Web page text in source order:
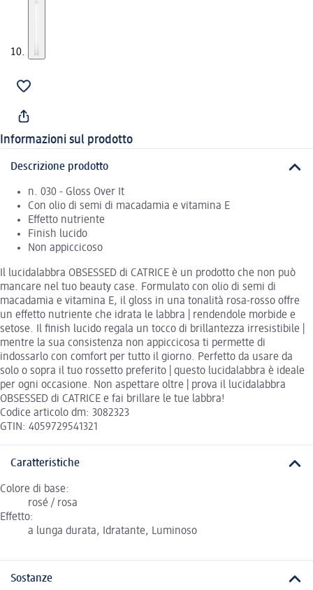
Informazioni sul prodotto
Descrizione prodotto
n. 030 - Gloss Over It
Con olio di semi di macadamia e vitamina E
Effetto nutriente
Finish lucido
Non appiccicoso
Il lucidalabbra OBSESSED di CATRICE è un prodotto che non può
mancare nel tuo beauty case. Formulato con olio di semi di
macadamia e vitamina E, il gloss in una tonalità rosa-rosso offre
un effetto nutriente che idrata le labbra | rendendole morbide e
setose. Il finish lucido regala un tocco di brillantezza irresistibile |
mentre la sua consistenza non appiccicosa ti permette di
indossarlo con comfort per tutto il giorno. Perfetto da usare da
solo o sopra il tuo rossetto preferito | questo lucidalabbra è ideale
per ogni occasione. Non aspettare oltre | prova il lucidalabbra
OBSESSED di CATRICE e fai brillare le tue labbra!
Codice articolo dm: 3082323
GTIN: 4059729541321
Caratteristiche
Colore di base:
rosé / rosa
Effetto:
a lunga durata, Idratante, Luminoso
Sostanze